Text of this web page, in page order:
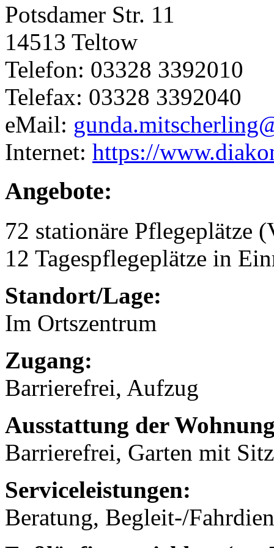
Potsdamer Str. 11
14513 Teltow
Telefon: 03328 3392010
Telefax: 03328 3392040
eMail:
Internet: https://
Angebote:
72 stationäre Pflegeplätze
12 Tagespflegeplätze in
Standort/Lage:
Im Ortszentrum
Zugang:
Barrierefrei, Aufzug
Ausstattung der
Barrierefrei, Garten mit
Serviceleistungen:
Beratung, Begleit-/